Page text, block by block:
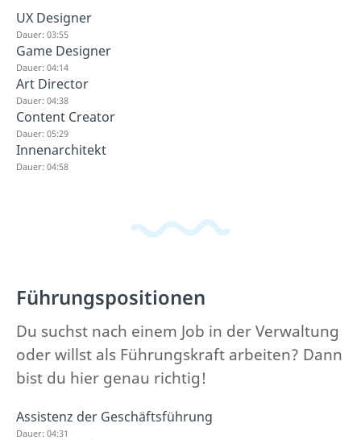
UX Designer
Dauer: 03:55
Game Designer
Dauer: 04:14
Art Director
Dauer: 04:38
Content Creator
Dauer: 05:29
Innenarchitekt
Dauer: 04:58
Führungspositionen
Du suchst nach einem Job in der Verwaltung
oder willst als Führungskraft arbeiten? Dann
bist du hier genau richtig!
Assistenz der Geschäftsführung
Dauer: 04:31